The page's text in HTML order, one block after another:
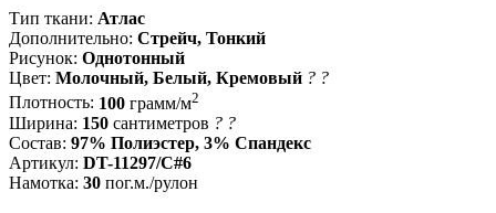
Тип ткани: Атлас
Дополнительно: Стрейч, Тонкий
Рисунок: Однотонный
Цвет: Молочный, Белый, Кремовый ? ?
Плотность: 100 грамм/м2
Ширина: 150 сантиметров ? ?
Состав: 97% Полиэстер, 3% Спандекс
Артикул: DT-11297/C#6
Намотка: 30 пог.м./рулон